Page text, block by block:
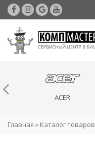
ACER
Главная » Каталог товаров